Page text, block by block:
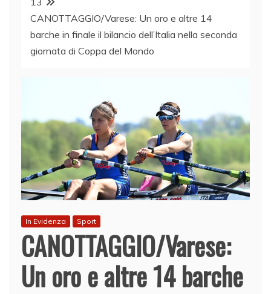
CANOTTAGGIO/Varese: Un oro e altre 14
barche in finale il bilancio dell’Italia nella seconda
giornata di Coppa del Mondo
In Evidenza Sport
CANOTTAGGIO/Varese:
Un oro e altre 14 barche